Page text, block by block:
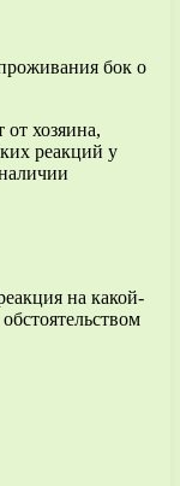
бок о
хозяина,
реакций у
на какой-